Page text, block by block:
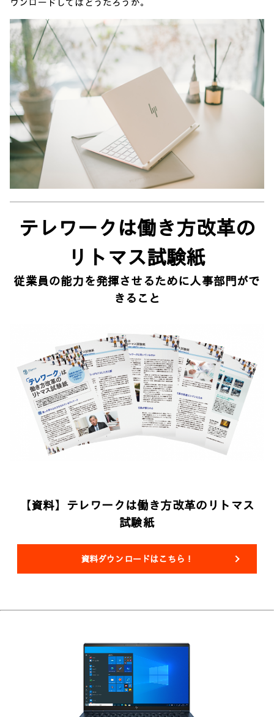
ウンロードしてはどうだろうか。
テレワークは働き方改革の
リトマス試験紙
従業員の能力を発揮させるために人事部門がで
きること
【資料】テレワークは働き方改革のリトマス
試験紙
資料ダウンロードはこちら！